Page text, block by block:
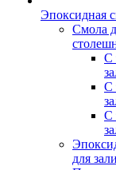
Эпоксидная
Смола
С
С
С
для